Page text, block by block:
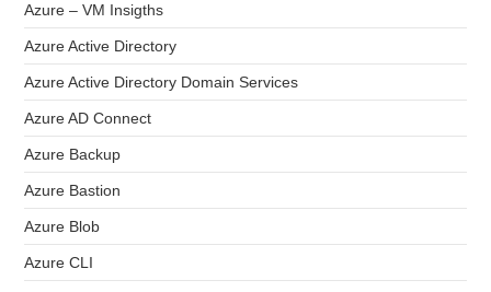
Azure – VM Insigths
Azure Active Directory
Azure Active Directory Domain Services
Azure AD Connect
Azure Backup
Azure Bastion
Azure Blob
Azure CLI